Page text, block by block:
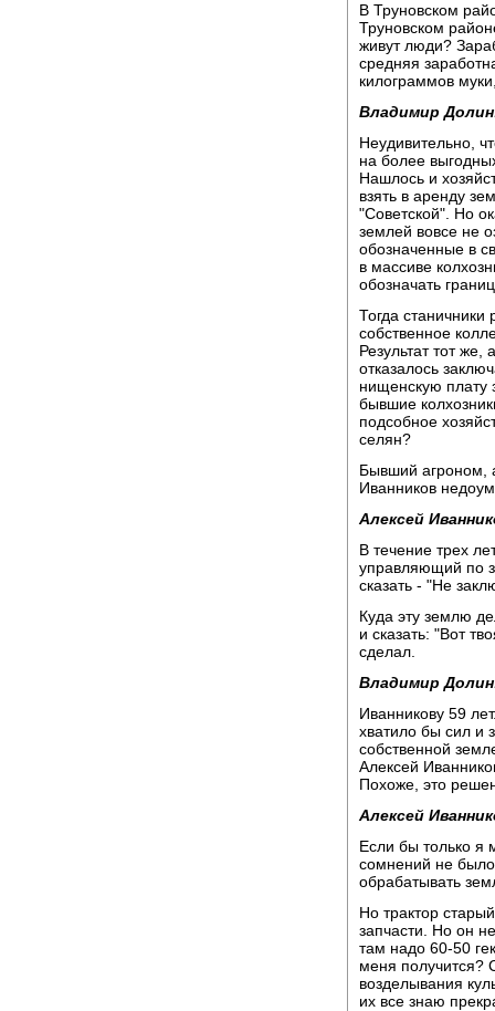
В Труновском
Труновском
живут люди?
средняя
килограммов
Владимир
Неудивительно,
на более
Нашлось и
взять в аренду
"Советской". Но
землей вовсе не
обозначенные в
в массиве
обозначать
Тогда станичники
собственное
Результат тот же,
отказалось
нищенскую плату
бывшие
подсобное
селян?
Бывший агроном,
Иванников
Алексей
В течение трех
управляющий по
сказать - "Не
Куда эту землю
и сказать: "Вот
сделал.
Владимир
Иванникову 59
хватило бы сил и
собственной
Алексей
Похоже, это
Алексей
Если бы только я
сомнений не
обрабатывать
Но трактор
запчасти. Но он
там надо 60-50
меня получится?
возделывания
их все знаю